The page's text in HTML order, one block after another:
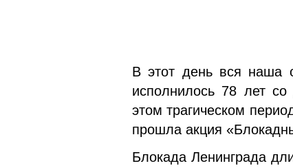
В этот день вся наша
исполни­лось 78 лет
этом трагическом
прошла акция
Блокада Ленинграда